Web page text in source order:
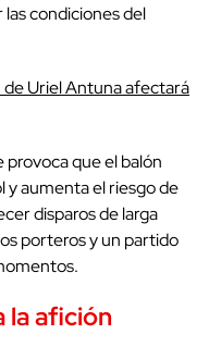
condiciones del
de Uriel Antuna afectará
que el balón
y aumenta el riesgo de
disparos de larga
porteros y un partido
la afición